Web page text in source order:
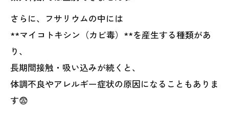
さらに、フサリウムの中には
**マイコトキシン（カビ毒）**を産生する種類があ
り、
長期間接触・吸い込みが続くと、
体調不良やアレルギー症状の原因になることもありま
す😨